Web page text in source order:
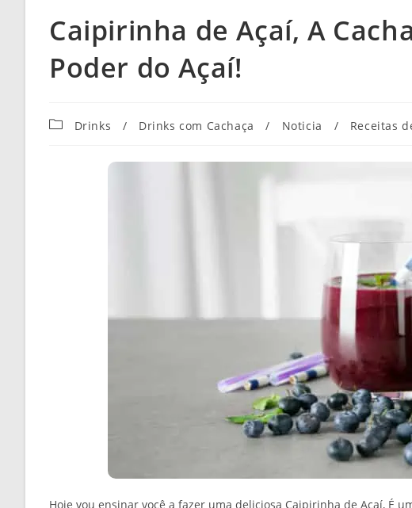
Caipirinha de Açaí, A
Poder do Açaí!
Categoria
Drinks / Drinks com Cachaça / Noticia / Receitas
Hoje vou ensinar você a fazer uma deliciosa Caipirinha de Açaí, É